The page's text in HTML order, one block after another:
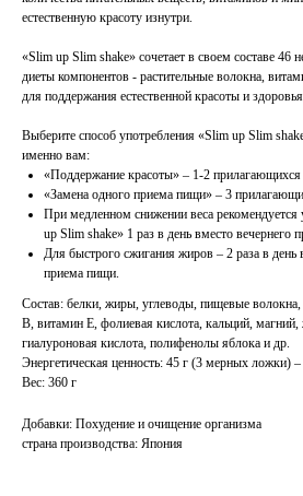
естественную красоту изнутри.
«Slim up Slim shake» сочетает в своем составе
диеты компонентов - растительные волокна,
для поддержания естественной красоты и
Выберите способ употребления «Slim up Slim
именно вам:
«Поддержание красоты» – 1-2
«Замена одного приема пищи» – 3
При медленном снижении веса рекомендуется
up Slim shake» 1 раз в день вместо вечернего
Для быстрого сжигания жиров – 2 раза в день
приема пищи.
Состав: белки, жиры, углеводы, пищевые
В, витамин Е, фолиевая кислота, кальций, магний,
гиалуроновая кислота, полифенолы яблока и др.
Энергетическая ценность: 45 г (3 мерных ложки)
Вес: 360 г
Добавки: Похудение и очищение организма
страна производства: Япония